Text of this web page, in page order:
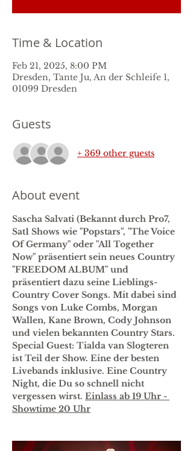
Time & Location
Feb 21, 2025, 8:00 PM
Dresden, Tante Ju, An der Schleife 1,
01099 Dresden
Guests
+ 369 other guests
About event
Sascha Salvati (Bekannt durch Pro7,
Sat1 Shows wie "Popstars", "The Voice
Of Germany" oder "All Together
Now" präsentiert sein neues Country
"FREEDOM ALBUM" und
präsentiert dazu seine Lieblings-
Country Cover Songs. Mit dabei sind
Songs von Luke Combs, Morgan
Wallen, Kane Brown, Cody Johnson
und vielen bekannten Country Stars.
Special Guest: Tialda van Slogteren
ist Teil der Show. Eine der besten
Livebands inklusive. Eine Country
Night, die Du so schnell nicht
vergessen wirst. Einlass ab 19 Uhr -
Showtime 20 Uhr